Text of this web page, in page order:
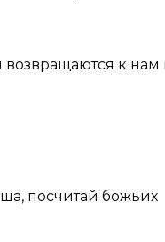
возвращаются к нам
посчитай божьих